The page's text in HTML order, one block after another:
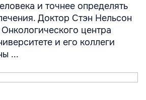
и точнее определять
Доктор Стэн Нельсон
центра
и его коллеги
...